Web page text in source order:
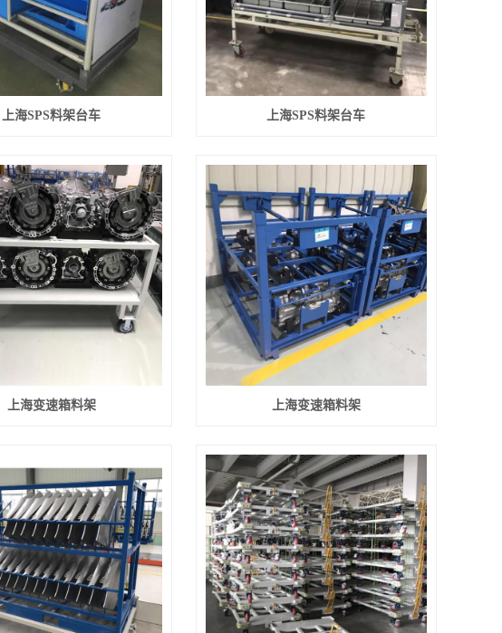
上海SPS料架台车 上海SPS料架台车
上海变速箱料架 上海变速箱料架